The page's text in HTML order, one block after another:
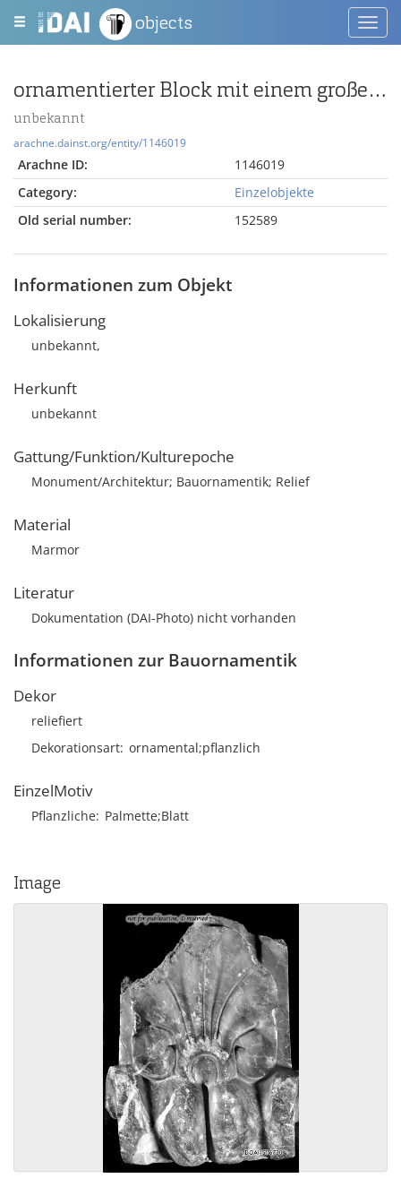
objects
ornamentierter Block mit einem großen Palmettenblatt (?)
unbekannt
arachne.dainst.org/entity/1146019
Arachne ID:
1146019
Category:
Einzelobjekte
Old serial number:
152589
Informationen zum Objekt
Lokalisierung
unbekannt,
Herkunft
unbekannt
Gattung/Funktion/Kulturepoche
Monument/Architektur; Bauornamentik; Relief
Material
Marmor
Literatur
Dokumentation (DAI-Photo) nicht vorhanden
Informationen zur Bauornamentik
Dekor
reliefiert
Dekorationsart ornamental;pflanzlich
EinzelMotiv
Pflanzliche Palmette;Blatt
Image